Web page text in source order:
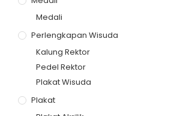
Medali
Perlengkapan Wisuda
Kalung Rektor
Pedel Rektor
Plakat Wisuda
Plakat